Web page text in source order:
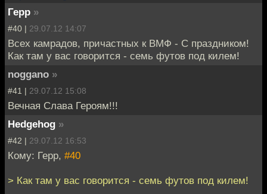
Герр »
#40 | 29.07.12 14:07
Всех камрадов, причастных к ВМФ - С праздником!
Как там у вас говорится - семь футов под килем!
noggano »
#41 | 29.07.12 15:08
Вечная Слава Героям!!!
Hedgehog »
#42 | 29.07.12 16:53
Кому: Герр, #40
> Как там у вас говорится - семь футов под килем!